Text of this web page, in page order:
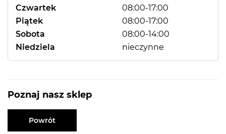
Czwartek
08:00-17:00
Piątek
08:00-17:00
Sobota
08:00-14:00
Niedziela
nieczynne
Poznaj nasz sklep
Powrót